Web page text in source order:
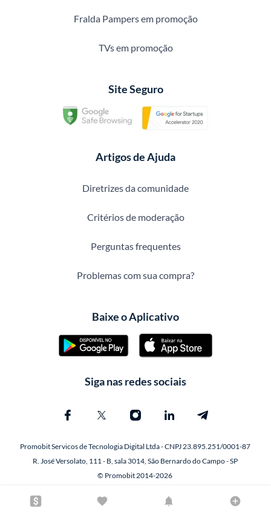
Fralda Pampers em promoção
TVs em promoção
Site Seguro
Artigos de Ajuda
Diretrizes da comunidade
Critérios de moderação
Perguntas frequentes
Problemas com sua compra?
Baixe o Aplicativo
Siga nas redes sociais
Promobit Servicos de Tecnologia Digital Ltda - CNPJ 23.895.251/0001-87
R. José Versolato, 111 - B, sala 3014, São Bernardo do Campo - SP
© Promobit 2014-2026